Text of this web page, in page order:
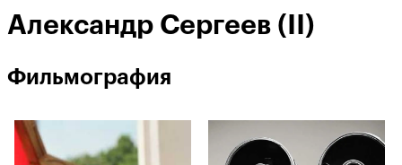
Александр Сергеев (II)
Фильмография